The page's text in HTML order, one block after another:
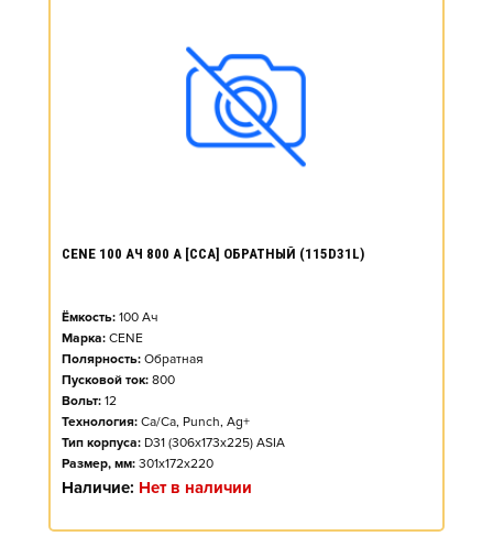
CENE 100 АЧ 800 А [CCA] ОБРАТНЫЙ (115D31L)
Ёмкость: 100 Ач
Марка: CENE
Полярность: Обратная
Пусковой ток: 800
Вольт: 12
Технология: Ca/Ca, Punch, Ag+
Тип корпуса: D31 (306x173x225) ASIA
Размер, мм: 301x172x220
Наличие: Нет в наличии